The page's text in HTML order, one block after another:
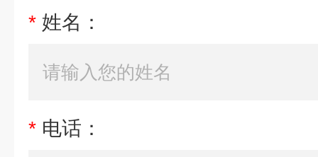
* 姓名：
* 电话：